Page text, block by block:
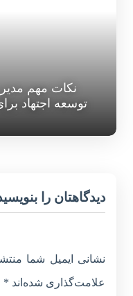
نکات مهم
توسعه اجتهاد
دیدگاهتان را
نشانی ایمیل شما
علامت‌گذاری شده‌اند *